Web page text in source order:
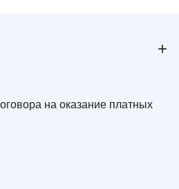
+
на оказание платных